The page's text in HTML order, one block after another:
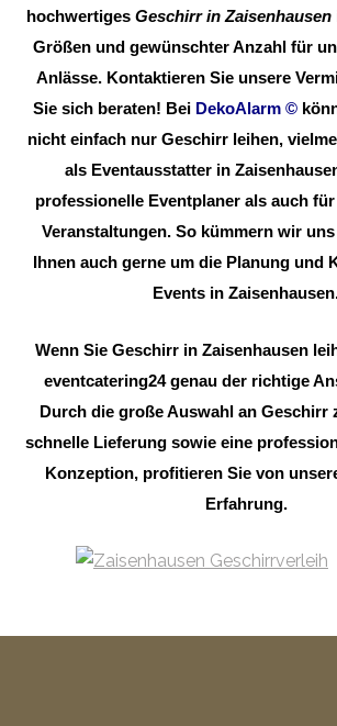
hochwertiges Geschirr in Zaisenhausen
Größen und gewünschter Anzahl für
Anlässe. Kontaktieren Sie unsere
Sie sich beraten! Bei DekoAlarm ©
nicht einfach nur Geschirr leihen,
als Eventausstatter in
professionelle Eventplaner als auch
Veranstaltungen. So kümmern wir
Ihnen auch gerne um die Planung und
Events in
Wenn Sie Geschirr in Zaisenhausen
eventcatering24 genau der richtige
Durch die große Auswahl an Geschirr
schnelle Lieferung sowie eine
Konzeption, profitieren Sie von
Erfahrung.